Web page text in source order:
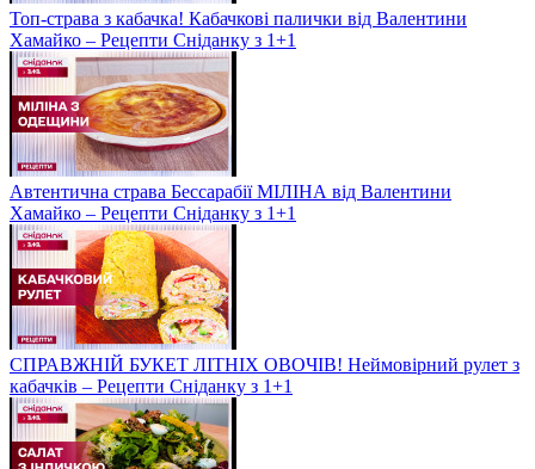
Топ-страва з кабачка! Кабачкові палички від Валентини
Хамайко – Рецепти Сніданку з 1+1
Автентична страва Бессарабії МІЛІНА від Валентини
Хамайко – Рецепти Сніданку з 1+1
СПРАВЖНІЙ БУКЕТ ЛІТНІХ ОВОЧІВ! Неймовірний рулет з
кабачків – Рецепти Сніданку з 1+1